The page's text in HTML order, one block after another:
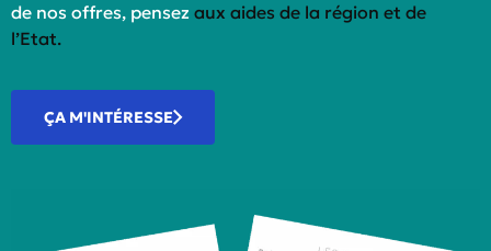
de nos offres, pensez aux aides de la région et de
l’Etat.
ÇA M'INTÉRESSE